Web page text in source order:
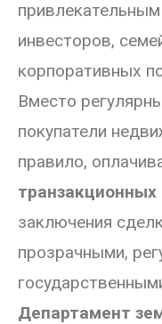
инвесторов,
корпоративных
Вместо
покупатели
правило,
транзакционных
заключения
прозрачными,
Департамент